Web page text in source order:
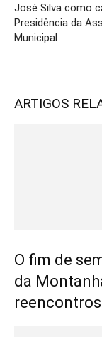
José Silva como
Presidência da
Municipal
ARTIGOS
O fim de
da
reencontros